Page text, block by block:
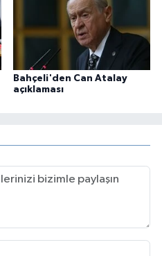
Bahçeli'den Can Atalay
açıklaması